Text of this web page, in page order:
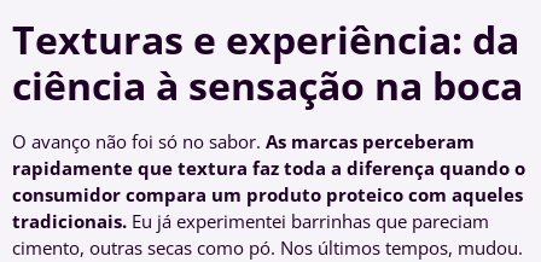
Texturas e experiência: da
ciência à sensação na boca
O avanço não foi só no sabor. As marcas perceberam
rapidamente que textura faz toda a diferença quando o
consumidor compara um produto proteico com aqueles
tradicionais. Eu já experimentei barrinhas que pareciam
cimento, outras secas como pó. Nos últimos tempos, mudou.